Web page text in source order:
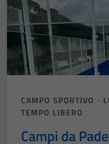
CAMPO SPORTIVO -
TEMPO LIBERO
Campi da